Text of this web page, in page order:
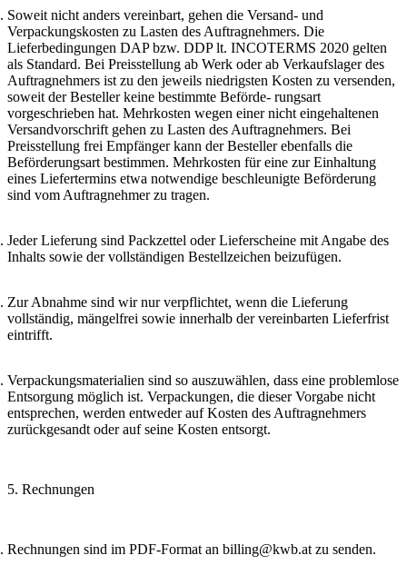
Soweit nicht anders vereinbart, gehen die Versand- und
Verpackungskosten zu Lasten des Auftragnehmers. Die
Lieferbedingungen DAP bzw. DDP lt. INCOTERMS 2020 gelten
als Standard. Bei Preisstellung ab Werk oder ab Verkaufslager des
Auftragnehmers ist zu den jeweils niedrigsten Kosten zu versenden,
soweit der Besteller keine bestimmte Beförde- rungsart
vorgeschrieben hat. Mehrkosten wegen einer nicht eingehaltenen
Versandvorschrift gehen zu Lasten des Auftragnehmers. Bei
Preisstellung frei Empfänger kann der Besteller ebenfalls die
Beförderungsart bestimmen. Mehrkosten für eine zur Einhaltung
eines Liefertermins etwa notwendige beschleunigte Beförderung
sind vom Auftragnehmer zu tragen.
Jeder Lieferung sind Packzettel oder Lieferscheine mit Angabe des
Inhalts sowie der vollständigen Bestellzeichen beizufügen.
Zur Abnahme sind wir nur verpflichtet, wenn die Lieferung
vollständig, mängelfrei sowie innerhalb der vereinbarten Lieferfrist
eintrifft.
Verpackungsmaterialien sind so auszuwählen, dass eine problemlose
Entsorgung möglich ist. Verpackungen, die dieser Vorgabe nicht
entsprechen, werden entweder auf Kosten des Auftragnehmers
zurückgesandt oder auf seine Kosten entsorgt.
5. Rechnungen
Rechnungen sind im PDF-Format an billing@kwb.at zu senden.